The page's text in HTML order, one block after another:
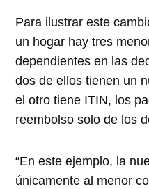
Para ilustrar este
un hogar hay tres
dependientes en las
dos de ellos tienen un
el otro tiene ITIN, los
reembolso solo de los
“En este ejemplo, la
únicamente al menor